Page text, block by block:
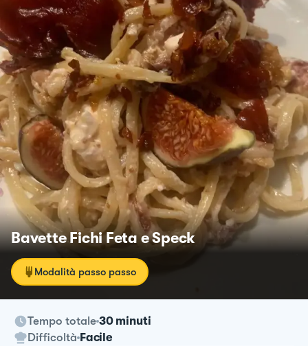
Bavette Fichi Feta e Speck
Modalità passo passo
Tempo totale 30 minuti
Difficoltà Facile